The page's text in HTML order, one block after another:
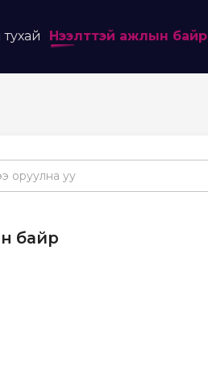
Нээлттэй ажлын байр
байр